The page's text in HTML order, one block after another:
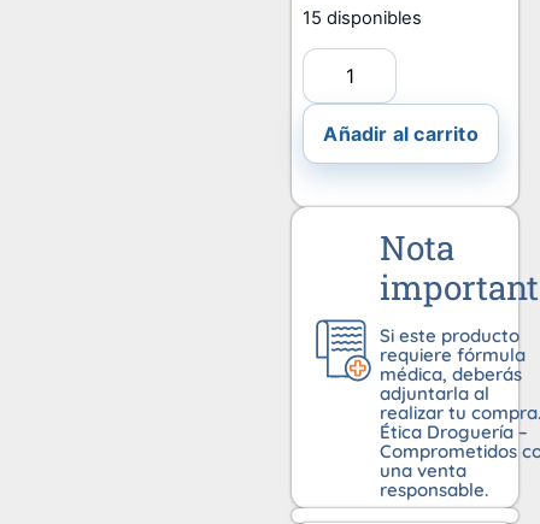
15 disponibles
Añadir al carrito
Nota
Si este producto
requiere fórmula
médica, deberás
adjuntarla al
realizar tu compra.
Ética Droguería –
Comprometidos
una venta
responsable.